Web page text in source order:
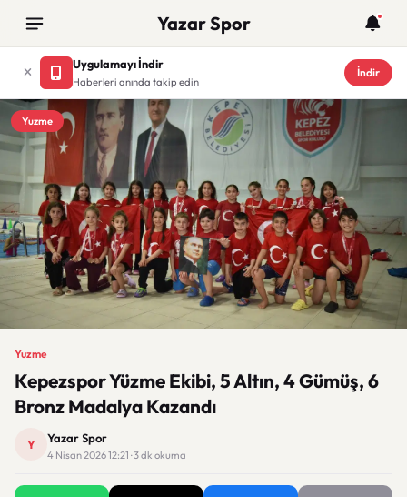
Yazar Spor
Uygulamayı İndir
Haberleri anında takip edin
İndir
Yuzme
Yuzme
Kepezspor Yüzme Ekibi, 5 Altın, 4 Gümüş, 6
Bronz Madalya Kazandı
Y Yazar Spor
4 Nisan 2026 12:21 · 3 dk okuma